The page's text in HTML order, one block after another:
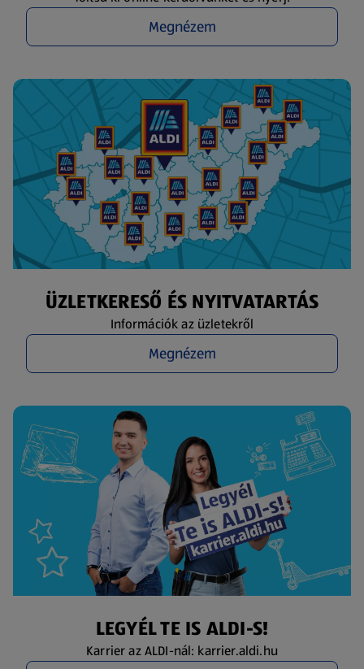
Megnézem
ÜZLETKERESŐ ÉS NYITVATARTÁS
Információk az üzletekről
Megnézem
LEGYÉL TE IS ALDI-S!
Karrier az ALDI-nál: karrier.aldi.hu